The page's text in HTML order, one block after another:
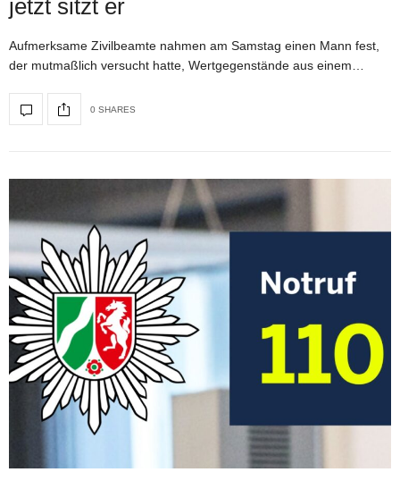
jetzt sitzt er
Aufmerksame Zivilbeamte nahmen am Samstag einen Mann fest,
der mutmaßlich versucht hatte, Wertgegenstände aus einem…
0 SHARES